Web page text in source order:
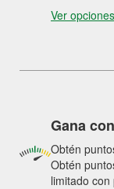
Ver
Gana
Obtén
Obtén
limitado